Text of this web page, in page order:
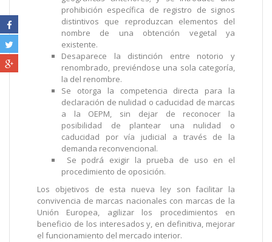
prohibición específica de registro de signos
distintivos que reproduzcan elementos del
nombre de una obtención vegetal ya
existente.
Desaparece la distinción entre notorio y
renombrado, previéndose una sola categoría,
la del renombre.
Se otorga la competencia directa para la
declaración de nulidad o caducidad de marcas
a la OEPM, sin dejar de reconocer la
posibilidad de plantear una nulidad o
caducidad por vía judicial a través de la
demanda reconvencional.
Se podrá exigir la prueba de uso en el
procedimiento de oposición.
Los objetivos de esta nueva ley son facilitar la
convivencia de marcas nacionales con marcas de la
Unión Europea, agilizar los procedimientos en
beneficio de los interesados y, en definitiva, mejorar
el funcionamiento del mercado interior.